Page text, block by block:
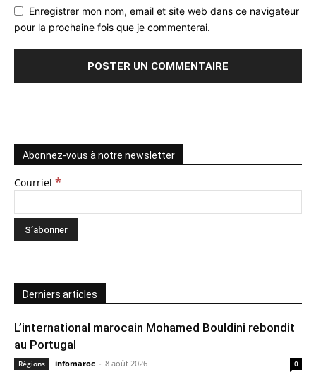
Enregistrer mon nom, email et site web dans ce navigateur
pour la prochaine fois que je commenterai.
Abonnez-vous à notre newsletter
Courriel *
Derniers articles
L’international marocain Mohamed Bouldini rebondit
au Portugal
Régions infomaroc - 8 août 2026 0